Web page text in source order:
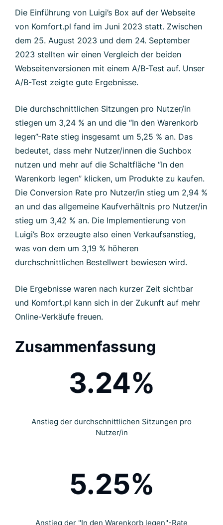
Die Einführung von Luigi’s Box auf der Webseite
von Komfort.pl fand im Juni 2023 statt. Zwischen
dem 25. August 2023 und dem 24. September
2023 stellten wir einen Vergleich der beiden
Webseitenversionen mit einem A/B-Test auf. Unser
A/B-Test zeigte gute Ergebnisse.
Die durchschnittlichen Sitzungen pro Nutzer/in
stiegen um 3,24 % an und die “In den Warenkorb
legen”-Rate stieg insgesamt um 5,25 % an. Das
bedeutet, dass mehr Nutzer/innen die Suchbox
nutzen und mehr auf die Schaltfläche “In den
Warenkorb legen” klicken, um Produkte zu kaufen.
Die Conversion Rate pro Nutzer/in stieg um 2,94 %
an und das allgemeine Kaufverhältnis pro Nutzer/in
stieg um 3,42 % an. Die Implementierung von
Luigi’s Box erzeugte also einen Verkaufsanstieg,
was von dem um 3,19 % höheren
durchschnittlichen Bestellwert bewiesen wird.
Die Ergebnisse waren nach kurzer Zeit sichtbar
und Komfort.pl kann sich in der Zukunft auf mehr
Online-Verkäufe freuen.
Zusammenfassung
3.24%
Anstieg der durchschnittlichen Sitzungen pro
Nutzer/in
5.25%
Anstieg der "In den Warenkorb legen"-Rate